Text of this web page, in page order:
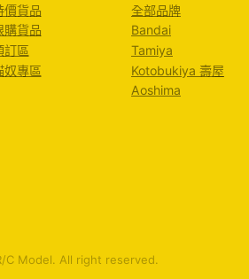
價貨品
購貨品
訂區
奴專區
全部品牌
Bandai
Tamiya
Kotobukiya 壽屋
Aoshima
C Model. All right reserved.